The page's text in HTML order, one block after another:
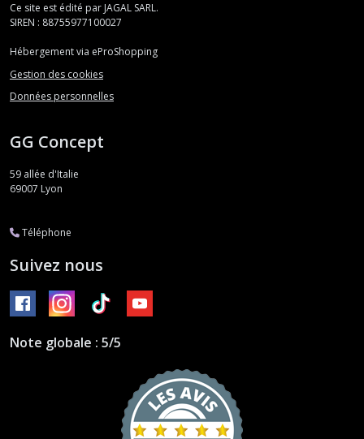
Ce site est édité par JAGAL SARL.
SIREN : 88755977100027
Hébergement via eProShopping
Gestion des cookies
Données personnelles
GG Concept
59 allée d'Italie
69007 Lyon
Téléphone
Suivez nous
Note globale : 5/5